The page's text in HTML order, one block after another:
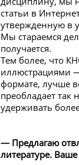
статьи в
утвержденную в
Мы стараемся
получается.
Тем более, что
иллюстрациями
формате, лучше
преобладает
удерживать
— Предлагаю
литературе.